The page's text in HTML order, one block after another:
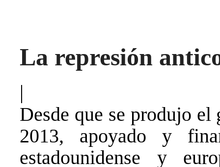
La represión
|
Desde que se produjo
2013, apoyado y
estadounidense y